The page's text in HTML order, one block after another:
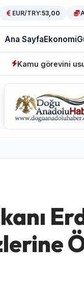
EUR/TRY:53,00
Ana SayfaEkonomi
görevini usulsüz